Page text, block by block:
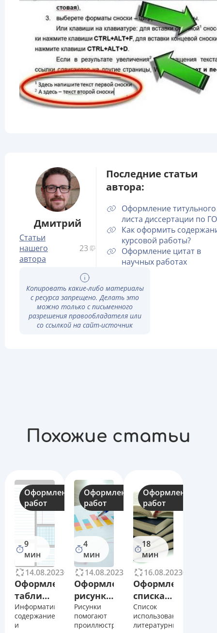
Дмитрий
Статьи
нашего
автора
23
Последние статьи
автора:
Оформление титульного
листа диссертации по
Как оформить
курсовой работы?
Оформление цитат в
научных работах
Копировать какие-либо материалы
с ресурса запрещено. Делать это
можно только с письменного
разрешения правообладателя или
со ссылкой на сайт-источник
Похожие статьи
Оформление
работ
9
мин
14.08.2023
68108
Оформление
таблиц
в
диссертации
Информативное
содержание
и
Оформление
работ
4
мин
14.08.2023
11263
Оформление
рисунков
в
диссертации
Рисунки
помогают
проиллюстрировать
Оформление
работ
18
мин
16.08.2023
Оформление
списка
литературы
в
Список
использованных
литературных